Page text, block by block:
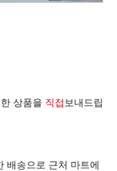
상품을 직접 보내드립
배송으로 근처 마트에